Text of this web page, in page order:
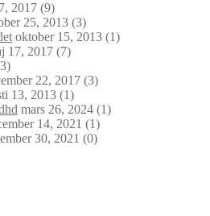
2017 (9)
25, 2013 (3)
oktober 15, 2013 (1)
17, 2017 (7)
22, 2017 (3)
13, 2013 (1)
mars 26, 2024 (1)
14, 2021 (1)
30, 2021 (0)